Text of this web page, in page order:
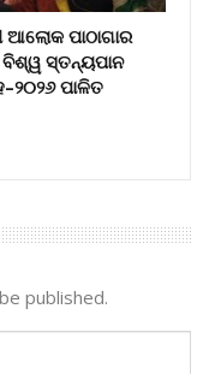
ପାଠାଗାର
ବିଶ୍ୱ ସ୍ତନ୍ୟପାନ
ପାଳିତ
published.